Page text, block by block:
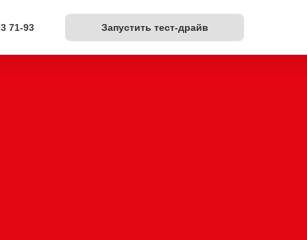
Запустить тест-драйв
71-93